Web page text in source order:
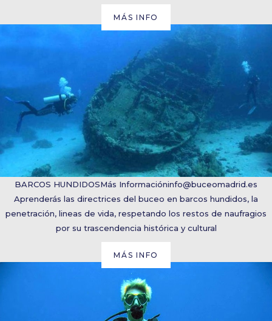
MÁS INFO
BARCOS HUNDIDOSMás Informacióninfo@buceomadrid.es
Aprenderás las directrices del buceo en barcos hundidos, la
penetración, lineas de vida, respetando los restos de naufragios
por su trascendencia histórica y cultural
MÁS INFO